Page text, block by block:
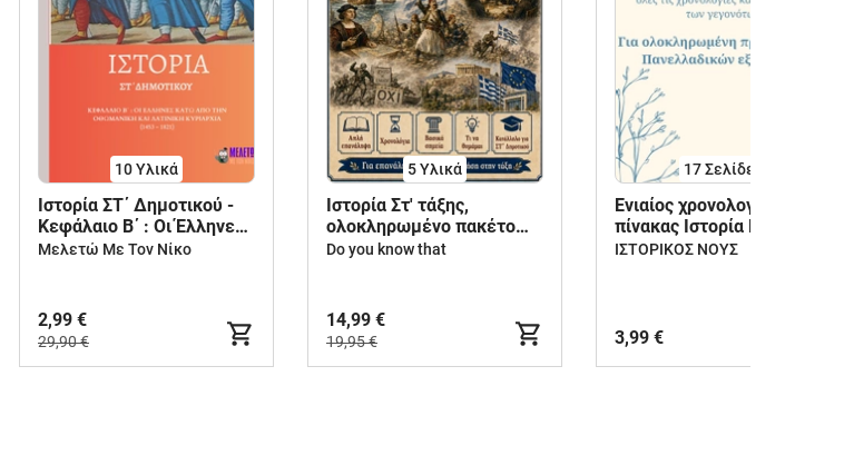
10 Υλικά
Ιστορία ΣΤ΄ Δημοτικού -
Κεφάλαιο Β΄ : Οι Έλληνες
κάτω από την οθωμανική
Μελετώ Με Τον Νίκο
2,99 €
29,90 €
5 Υλικά
Ιστορία Στ' τάξης,
ολοκληρωμένο πακέτο
σχεδιαγραμμάτων. Όλες
Do you know that
14,99 €
19,95 €
17Σελίδες
Ενιαίος χρονολογικός
πίνακας Ιστορία Γ Λυκείου
Ο.Π.
ΙΣΤΟΡΙΚΟΣ ΝΟΥΣ
3,99 €